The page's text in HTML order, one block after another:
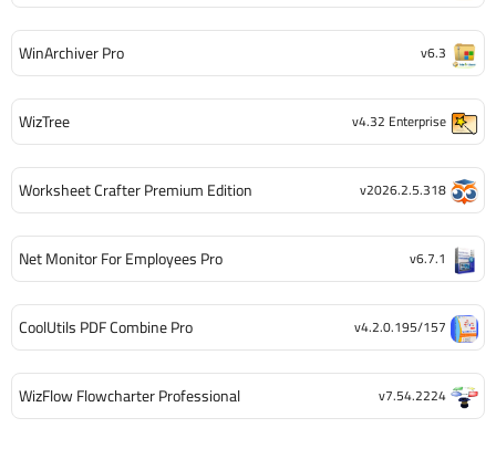
WinArchiver Pro v6.3
WizTree v4.32 Enterprise
Worksheet Crafter Premium Edition v2026.2.5.318
Net Monitor For Employees Pro v6.7.1
CoolUtils PDF Combine Pro v4.2.0.195/157
WizFlow Flowcharter Professional v7.54.2224